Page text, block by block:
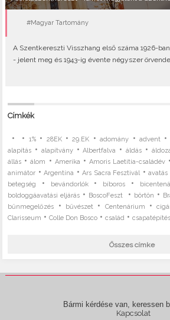
#Magyar Tartomány
A Szentkereszti Visszhang első száma 1926-
- jelent meg és 1943-ig évente négyszer
Címkék
• • 1%• 28EK•29.EK •adomány •advent •
alapítás • alapítvány•Albertfalva •áldás •
állás •álom • Amerika • Amoris Laetitia-családév
animátor •Argentína •Ars Sacra Fesztivál •avatás
betegség • bevándorlók• bíboros •
boldoggáavatási eljárás • BoscoFeszt • börtön •
bűnmegelőzés • bűvészet • Centenárium •
Clarisseum •Colle Don Bosco •család •csapatépítés
Összes címke
Bármi kérdése van, keressen
Kapcsolat